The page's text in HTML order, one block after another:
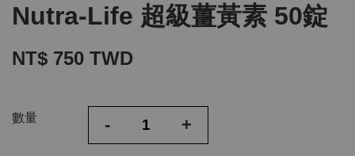
Nutra-Life 超級薑黃素 50錠
NT$ 750 TWD
數量 - +